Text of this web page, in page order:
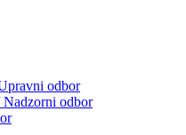
odbor
odbor